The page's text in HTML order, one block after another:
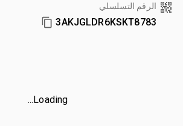
الرقم التسلسلي
3AKJGLDR6KSKT8783
Loading...